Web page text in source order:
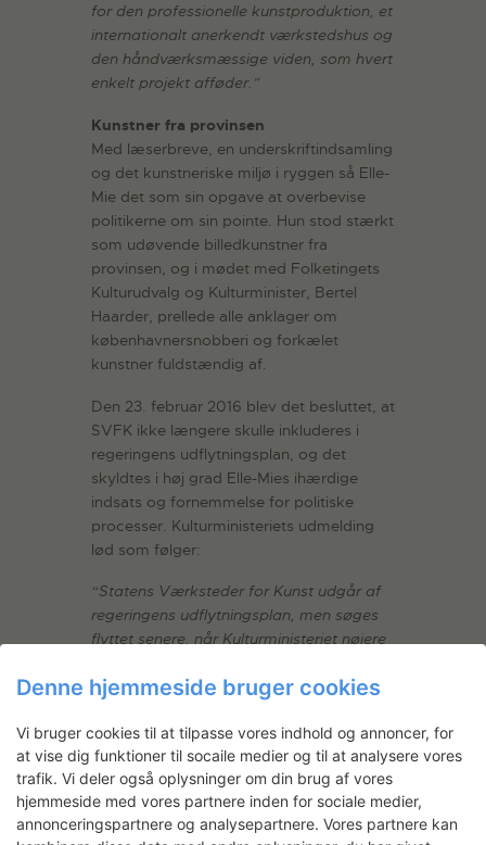
for den professionelle kunstproduktion, et
internationalt anerkendt værkstedshus og
den håndværksmæssige viden, som hvert
enkelt projekt afføder.”
Kunstner fra provinsen
Med læserbreve, en underskriftindsamling
og det kunstneriske miljø i ryggen så Elle-
Mie det som sin opgave at overbevise
politikerne om sin pointe. Hun stod stærkt
som udøvende billedkunstner fra
provinsen, og i mødet med Folketingets
Kulturudvalg og Kulturminister, Bertel
Haarder, prellede alle anklager om
københavnersnobberi og forkælet
kunstner fuldstændig af.
Den 23. februar 2016 blev det besluttet, at
SVFK ikke længere skulle inkluderes i
regeringens udflytningsplan, og det
skyldtes i høj grad Elle-Mies ihærdige
indsats og fornemmelse for politiske
processer. Kulturministeriets udmelding
lød som følger:
“Statens Værksteder for Kunst udgår af
regeringens udflytningsplan, men søges
flyttet senere, når Kulturministeriet nøjere
bygninger”.
Fakta
Denne hjemmeside bruger cookies
Vi bruger cookies til at tilpasse vores indhold og annoncer, for
at vise dig funktioner til socaile medier og til at analysere vores
trafik. Vi deler også oplysninger om din brug af vores
hjemmeside med vores partnere inden for sociale medier,
annonceringspartnere og analysepartnere. Vores partnere kan